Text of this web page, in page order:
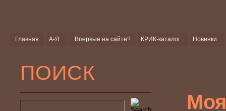
Главная А-Я Впервые на сайте? КРИК-каталог Новинки
ПОИСК